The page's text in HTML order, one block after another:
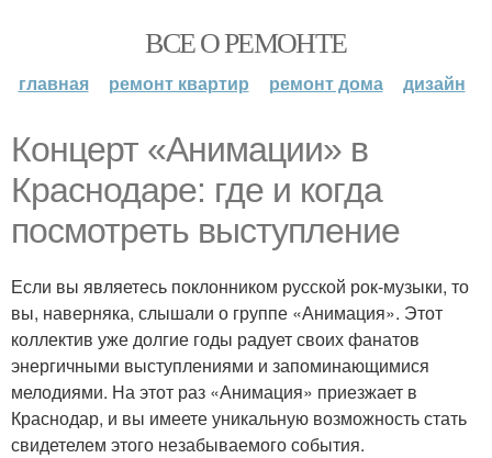
ВСЕ О РЕМОНТЕ
главная ремонт квартир ремонт дома дизайн
Концерт «Анимации» в
Краснодаре: где и когда
посмотреть выступление
Если вы являетесь поклонником русской рок-музыки, то
вы, наверняка, слышали о группе «Анимация». Этот
коллектив уже долгие годы радует своих фанатов
энергичными выступлениями и запоминающимися
мелодиями. На этот раз «Анимация» приезжает в
Краснодар, и вы имеете уникальную возможность стать
свидетелем этого незабываемого события.